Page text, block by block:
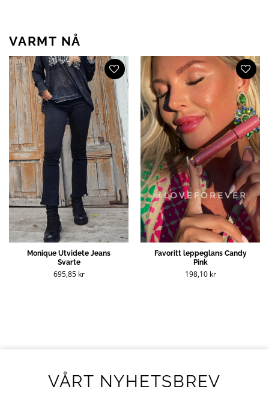
VARMT NÅ
Monique Utvidete Jeans
Svarte
695,85 kr
Favoritt leppeglans Candy
Pink
198,10 kr
VÅRT NYHETSBREV